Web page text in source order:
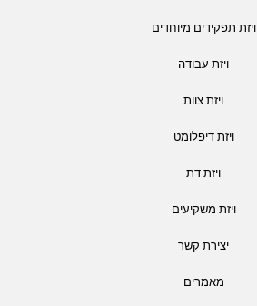
ויזת תפקידים מיוחדים
ויזת עבודה
ויזת צוות
ויזת דיפלומט
ויזת דת
ויזת משקיעים
יצירת קשר
מאמרים